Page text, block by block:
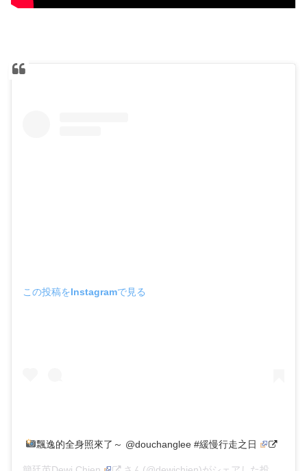
この投稿をInstagramで見る
飄逸的全身照來了～ @douchanglee #緩慢行走之日